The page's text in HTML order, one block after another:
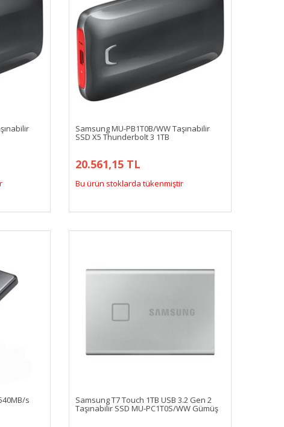
Samsung MU-PB1T0B/WW Taşınabilir
SSD X5 Thunderbolt 3 1TB
20.561,15 TL
Bu ürün stoklarda tükenmiştir
s Samsung T7 Touch 1TB USB 3.2 Gen 2
Taşınabilir SSD MU-PC1T0S/WW Gümüş